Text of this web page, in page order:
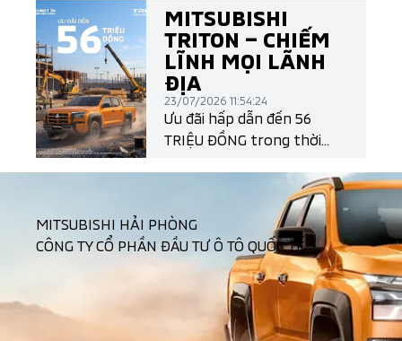
New Mitsubishi Triton làm
điều đó một cách đầy khác
biệt với cụm đèn LED T-
Shape mang đậm ngôn
ngữ thiết kế Dynamic
Shield thế hệ mới.
MITSUBISHI
TRITON – CHIẾM
LĨNH MỌI LÃNH
ĐỊA
23/07/2026 11:54:24
Ưu đãi hấp dẫn đến 56
TRIỆU ĐỒNG trong thời
MITSUBISHI HẢI PHÒNG
CÔNG TY CỔ PHẦN ĐẦU TƯ Ô TÔ QUỐC TẾ